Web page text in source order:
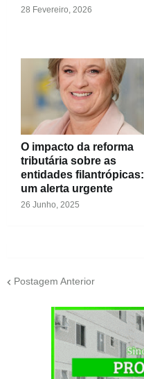
28 Fevereiro, 2026
O impacto da reforma
tributária sobre as
entidades filantrópicas:
um alerta urgente
26 Junho, 2025
Postagem Anterior